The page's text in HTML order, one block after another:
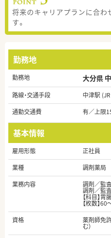
将来のキャリアプランに合わ
す。
勤務地
勤務地 大分県
路線・交通手段
中津駅
通勤交通費
有／上限
基本情報
雇用形態
正社員
業種
調剤薬局
業務内容
調剤／監
調剤／監
【科目】胃
【枚数】
資格
薬剤師免
む）